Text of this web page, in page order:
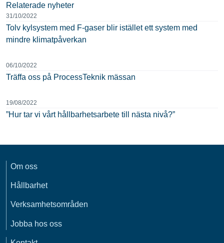
Relaterade nyheter
31/10/2022
Tolv kylsystem med F-gaser blir istället ett system med
mindre klimatpåverkan
06/10/2022
Träffa oss på ProcessTeknik mässan
19/08/2022
”Hur tar vi vårt hållbarhetsarbete till nästa nivå?”
Om oss
Hållbarhet
Verksamhetsområden
Jobba hos oss